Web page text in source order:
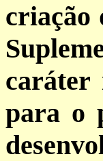
criação
caráter
para o